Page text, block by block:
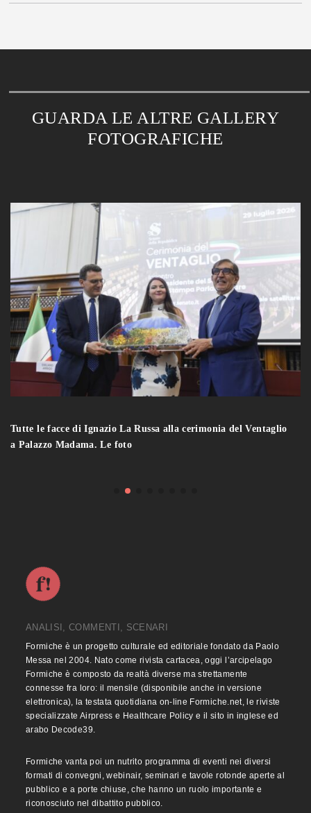
GUARDA LE ALTRE GALLERY
FOTOGRAFICHE
Tutte le facce di Ignazio La Russa alla cerimonia del Ventaglio
a Palazzo Madama. Le foto
ANALISI, COMMENTI, SCENARI
Formiche è un progetto culturale ed editoriale fondato da Paolo
Messa nel 2004. Nato come rivista cartacea, oggi l’arcipelago
Formiche è composto da realtà diverse ma strettamente
connesse fra loro: il mensile (disponibile anche in versione
elettronica), la testata quotidiana on-line Formiche.net, le riviste
specializzate Airpress e Healthcare Policy e il sito in inglese ed
arabo Decode39.
Formiche vanta poi un nutrito programma di eventi nei diversi
formati di convegni, webinair, seminari e tavole rotonde aperte al
pubblico e a porte chiuse, che hanno un ruolo importante e
riconosciuto nel dibattito pubblico.